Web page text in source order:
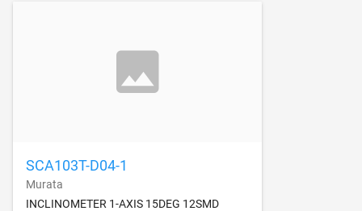
SCA103T-D04-1
Murata
INCLINOMETER 1-AXIS 15DEG 12SMD